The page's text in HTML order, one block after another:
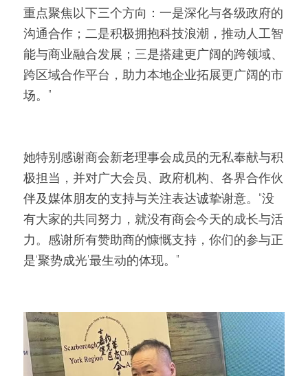
重点聚焦以下三个方向：一是深化与各级政府的
沟通合作；二是积极拥抱科技浪潮，推动人工智
能与商业融合发展；三是搭建更广阔的跨领域、
跨区域合作平台，助力本地企业拓展更广阔的市
场。”
她特别感谢商会新老理事会成员的无私奉献与积
极担当，并对广大会员、政府机构、各界合作伙
伴及媒体朋友的支持与关注表达诚挚谢意。“没
有大家的共同努力，就没有商会今天的成长与活
力。感谢所有赞助商的慷慨支持，你们的参与正
是‘聚势成光’最生动的体现。”